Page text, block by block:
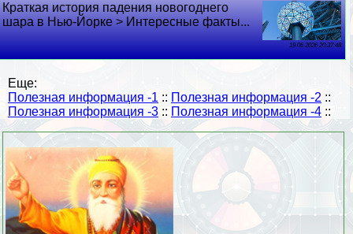
Краткая история падения новогоднего
шара в Нью-Йорке > Интересные факты...
19 06 2026 20:37:48
Еще:
Полезная информация -1 :: Полезная информация -2 ::
Полезная информация -3 :: Полезная информация -4 ::